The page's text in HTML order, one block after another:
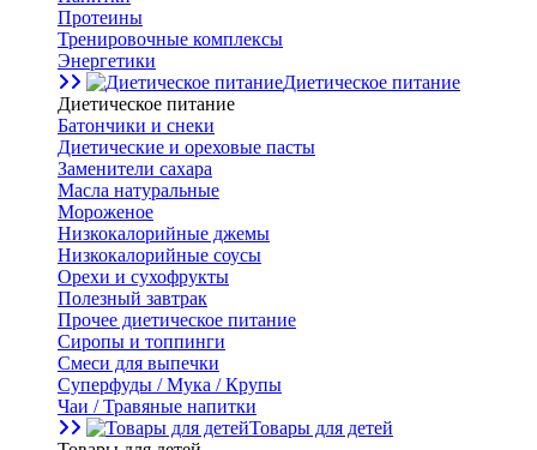
Протеины
Тренировочные комплексы
Энергетики
Диетическое питание
Диетическое питание
Батончики и снеки
Диетические и ореховые пасты
Заменители сахара
Масла натуральные
Мороженое
Низкокалорийные джемы
Низкокалорийные соусы
Орехи и сухофрукты
Полезный завтрак
Прочее диетическое питание
Сиропы и топпинги
Смеси для выпечки
Суперфуды / Мука / Крупы
Чаи / Травяные напитки
Товары для детей